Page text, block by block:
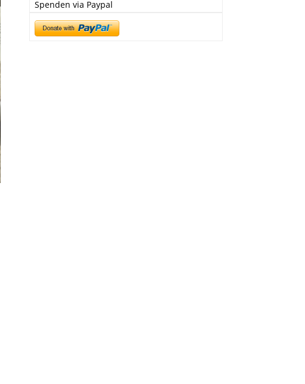
Spenden via Paypal